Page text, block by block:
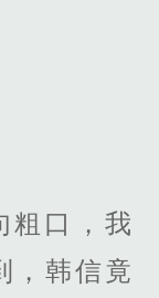
粗口，我
，韩信竟